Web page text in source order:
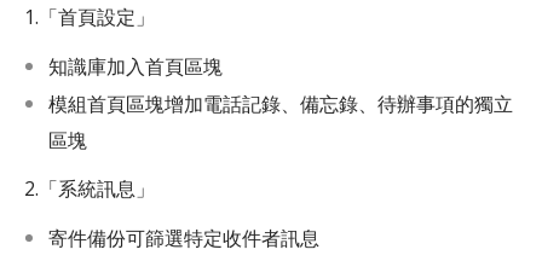
1.「首頁設定」
知識庫加入首頁區塊
模組首頁區塊增加電話記錄、備忘錄、待辦事項的獨立
區塊
2.「系統訊息」
寄件備份可篩選特定收件者訊息